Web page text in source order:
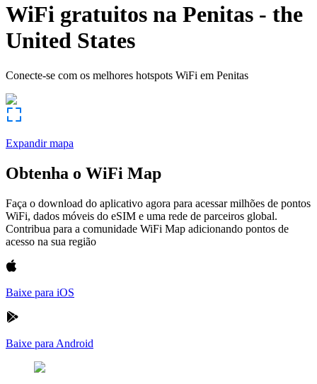
WiFi gratuitos na Penitas - the
United States
Conecte-se com os melhores hotspots WiFi em Penitas
Expandir mapa
Obtenha o WiFi Map
Faça o download do aplicativo agora para acessar milhões de pontos
WiFi, dados móveis do eSIM e uma rede de parceiros global.
Contribua para a comunidade WiFi Map adicionando pontos de
acesso na sua região
Baixe para iOS
Baixe para Android